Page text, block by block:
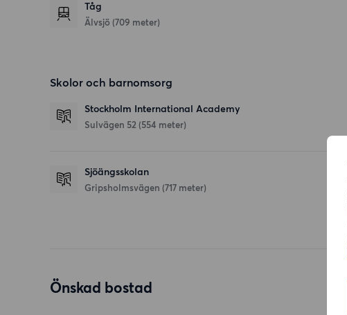
Tåg
Älvsjö (709 meter)
Skolor och barnomsorg
Stockholm International Academy
Sulvägen 52 (554 meter)
Sjöängsskolan
Gripsholmsvägen (717 meter)
Önskad bostad